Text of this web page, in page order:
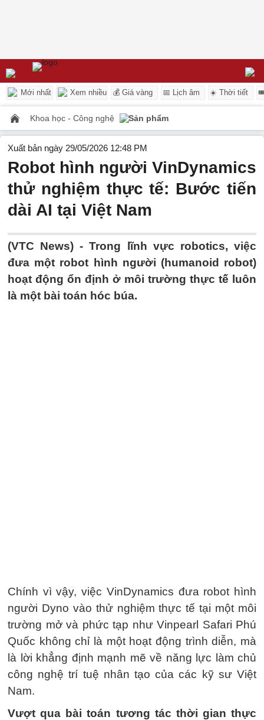
Mới nhất Xem nhiều 💰 Giá vàng 📅 Lịch âm ☀️ Thời tiết
Khoa học - Công nghệ Sản phẩm
Xuất bản ngày 29/05/2026 12:48 PM
Robot hình người VinDynamics
thử nghiệm thực tế: Bước tiến
dài AI tại Việt Nam
(VTC News) -Trong lĩnh vực robotics, việc
đưa một robot hình người (humanoid robot)
hoạt động ổn định ở môi trường thực tế luôn
là một bài toán hóc búa.
Chính vì vậy, việc VinDynamics đưa robot hình
người Dyno vào thử nghiệm thực tế tại một môi
trường mở và phức tạp như Vinpearl Safari Phú
Quốc không chỉ là một hoạt động trình diễn, mà
là lời khẳng định mạnh mẽ về năng lực làm chủ
công nghệ trí tuệ nhân tạo của các kỹ sư Việt
Nam.
Vượt qua bài toán tương tác thời gian thực